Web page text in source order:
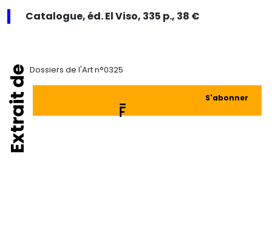
Catalogue, éd. El Viso, 335 p., 38 €
Extrait de Dossiers de l'Art n°0325
S'abonner